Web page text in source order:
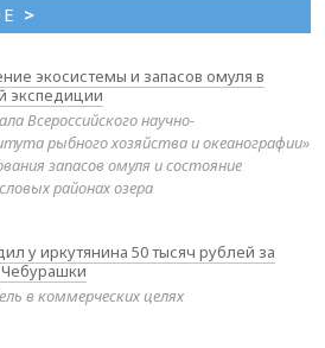
>
экосистемы и запасов омуля в
экспедиции
Всероссийского научно-
рыбного хозяйства и океанографии»
запасов омуля и состояние
районах озера
у иркутянина 50 тысяч рублей за
Чебурашки
в коммерческих целях